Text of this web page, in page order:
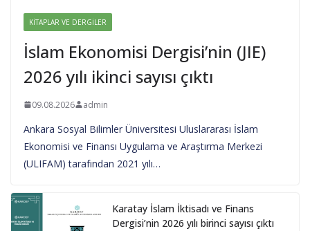
KITAPLAR VE DERGILER
İslam Ekonomisi Dergisi’nin (JIE)
2026 yılı ikinci sayısı çıktı
09.08.2026 admin
Ankara Sosyal Bilimler Üniversitesi Uluslararası İslam
Ekonomisi ve Finansı Uygulama ve Araştırma Merkezi
(ULIFAM) tarafından 2021 yılı…
Karatay İslam İktisadı ve Finans
Dergisi’nin 2026 yılı birinci sayısı çıktı